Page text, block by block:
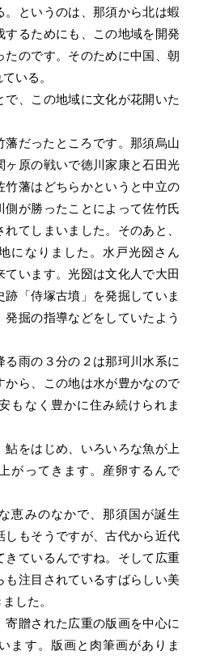
。というのは、那須から北は蝦
するためにも、この地域を開発
たのです。そのために中国、朝
いる。
、この地域に文化が花開いた
藩だったところです。那須烏山
ヶ原の戦いで徳川家康と石田光
竹藩はどちらかというと中立の
側が勝ったことによって佐竹氏
てしまいました。そのあと、
になりました。水戸光圀さん
ています。光圀は文化人で大田
跡「侍塚古墳」を発掘していま
掘の指導などをしていたよう
雨の３分の２は那珂川水系に
から、この地は水が豊かなので
もなく豊かに住み続けられま
をはじめ、いろいろな魚が上
がってきます。産卵するんで
恵みのなかで、那須国が誕生
しもそうですが、古代から近代
きているんですね。そして広重
も注目されているすばらしい美
した。
贈された広重の版画を中心に
ます。版画と肉筆画がありま